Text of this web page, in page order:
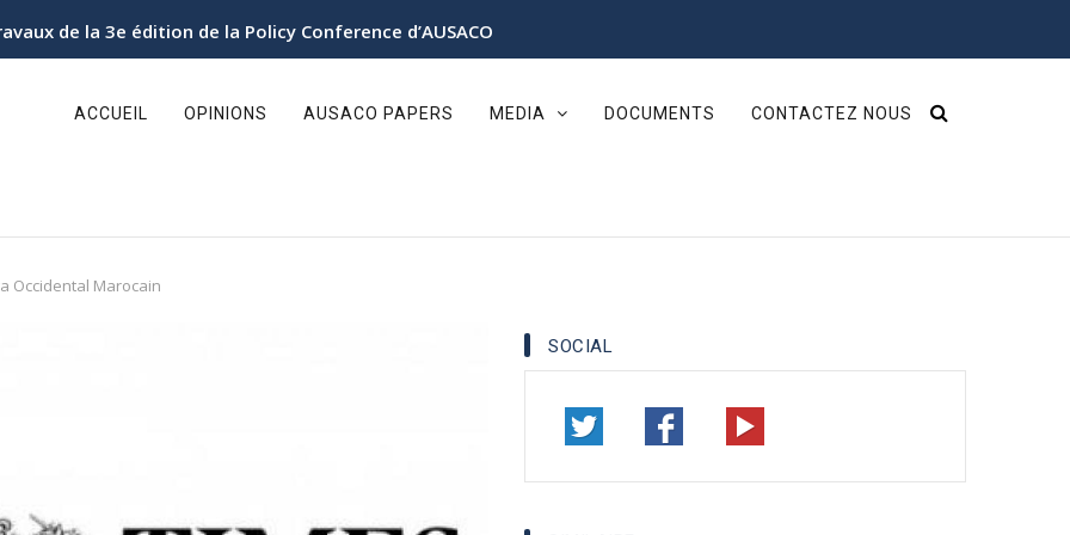
de la 3e édition de la Policy Conference d’AUSACO
ACCUEIL OPINIONS AUSACO PAPERS MEDIA DOCUMENTS CONTACTEZ NOUS
Occidental Marocain
SOCIAL